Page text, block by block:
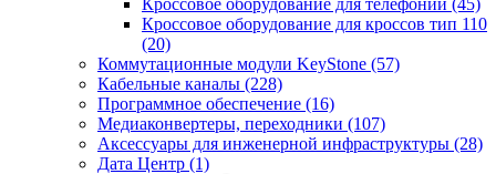
Кроссовое оборудование для телефонии (45)
Кроссовое оборудование для кроссов тип 110
(20)
Коммутационные модули KeyStone (57)
Кабельные каналы (228)
Программное обеспечение (16)
Медиаконвертеры, переходники (107)
Аксессуары для инженерной инфраструктуры (28)
Дата Центр (1)